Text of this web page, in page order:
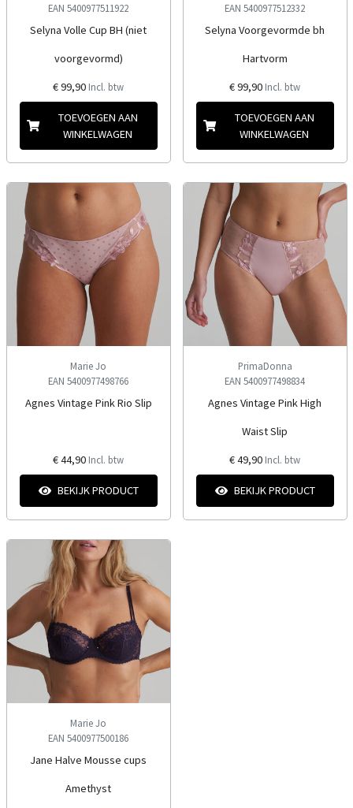
EAN 5400977511922
Selyna Volle Cup BH (niet
voorgevormd)
€ 99,90 Incl. btw
TOEVOEGEN AAN
WINKELWAGEN
EAN 5400977512332
Selyna Voorgevormde bh
Hartvorm
€ 99,90 Incl. btw
TOEVOEGEN AAN
WINKELWAGEN
Marie Jo
EAN 5400977498766
Agnes Vintage Pink Rio Slip
€ 44,90 Incl. btw
BEKIJK PRODUCT
PrimaDonna
EAN 5400977498834
Agnes Vintage Pink High
Waist Slip
€ 49,90 Incl. btw
BEKIJK PRODUCT
Marie Jo
EAN 5400977500186
Jane Halve Mousse cups
Amethyst